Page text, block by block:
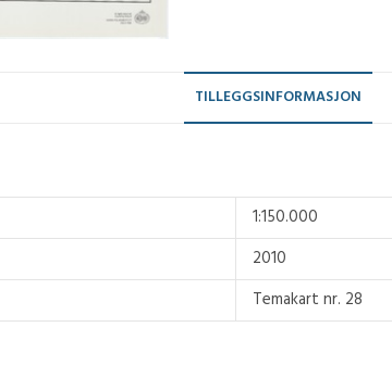
TILLEGGSINFORMASJON
1:150.000
2010
Temakart nr. 28